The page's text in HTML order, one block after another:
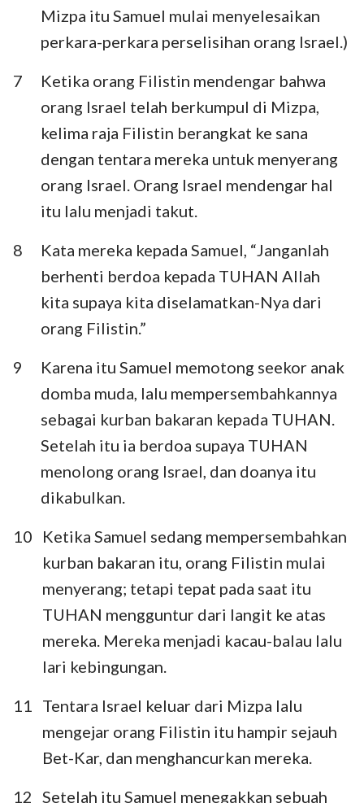
1 2 3 4 5 6 7
Mizpa itu Samuel mulai menyelesaikan
perkara-perkara perselisihan orang Israel.)
7
Ketika orang Filistin mendengar bahwa
orang Israel telah berkumpul di Mizpa,
kelima raja Filistin berangkat ke sana
dengan tentara mereka untuk menyerang
orang Israel. Orang Israel mendengar hal
itu lalu menjadi takut.
8
Kata mereka kepada Samuel, “Janganlah
berhenti berdoa kepada TUHAN Allah
kita supaya kita diselamatkan-Nya dari
orang Filistin.”
9
Karena itu Samuel memotong seekor anak
domba muda, lalu mempersembahkannya
sebagai kurban bakaran kepada TUHAN.
Setelah itu ia berdoa supaya TUHAN
menolong orang Israel, dan doanya itu
dikabulkan.
10
Ketika Samuel sedang mempersembahkan
kurban bakaran itu, orang Filistin mulai
menyerang; tetapi tepat pada saat itu
TUHAN mengguntur dari langit ke atas
mereka. Mereka menjadi kacau-balau lalu
lari kebingungan.
11
Tentara Israel keluar dari Mizpa lalu
mengejar orang Filistin itu hampir sejauh
Bet-Kar, dan menghancurkan mereka.
12 Setelah itu Samuel menegakkan sebuah